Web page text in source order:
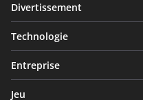
Divertissement
Technologie
Entreprise
Jeu